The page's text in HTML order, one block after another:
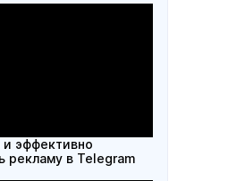
эффективно
рекламу в Telegram